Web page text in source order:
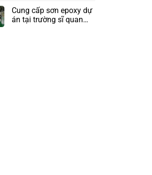
Cung cấp sơn epoxy dự
án tại trường sĩ quan